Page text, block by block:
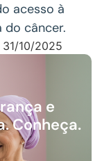
acesso à
do câncer.
10/2025
e
Conheça.